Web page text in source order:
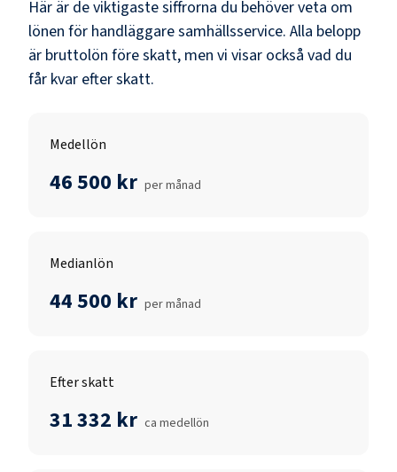
Här är de viktigaste siffrorna du behöver veta om
lönen för handläggare samhällsservice. Alla belopp
är bruttolön före skatt, men vi visar också vad du
får kvar efter skatt.
Medellön
46 500 kr per månad
Medianlön
44 500 kr per månad
Efter skatt
31 332 kr ca medellön